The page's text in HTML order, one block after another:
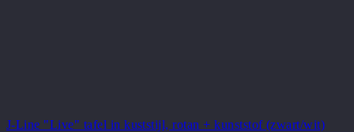
J-Line "Live" tafel in kuststijl, rotan + kunststof (zwart/wit)